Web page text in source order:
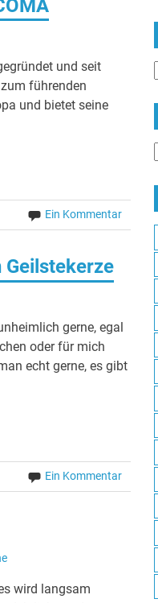
und seit
führenden
und bietet seine
Ein Kommentar
gerne, egal
oder für mich
echt gerne, es gibt
Ein Kommentar
wird langsam